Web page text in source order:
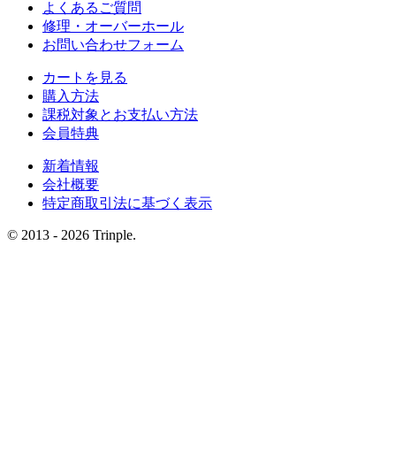
よくあるご質問
修理・オーバーホール
お問い合わせフォーム
カートを見る
購入方法
課税対象とお支払い方法
会員特典
新着情報
会社概要
特定商取引法に基づく表示
© 2013 - 2026 Trinple.